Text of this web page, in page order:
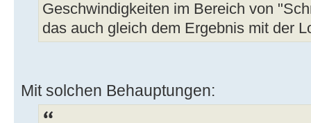
Geschwindigkeiten im Bereich von
das auch gleich dem Ergebnis mit der
Mit solchen Behauptungen: